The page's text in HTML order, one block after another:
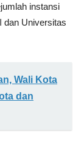
instansi
dan Universitas
Wali Kota
dan